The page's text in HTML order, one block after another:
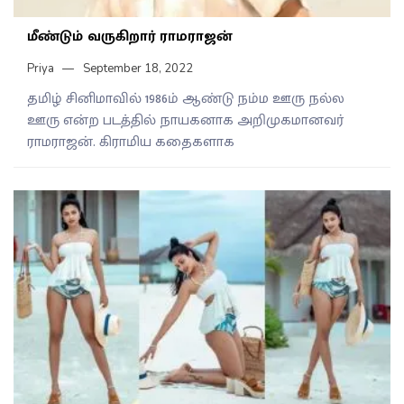
மீண்டும் வருகிறார் ராமராஜன்
Priya September 18, 2022
தமிழ் சினிமாவில் 1986ம் ஆண்டு நம்ம ஊரு நல்ல
ஊரு என்ற படத்தில் நாயகனாக அறிமுகமானவர்
ராமராஜன். கிராமிய கதைகளாக